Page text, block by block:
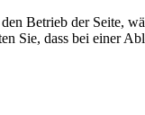
Betrieb der Seite,
Sie, dass bei einer